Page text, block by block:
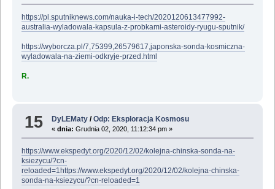
https://pl.sputniknews.com/nauka-i-tech/2020120613477992-
australia-wyladowala-kapsula-z-probkami-asteroidy-ryugu-sputnik/
https://wyborcza.pl/7,75399,26579617,japonska-sonda-kosmiczna-
wyladowala-na-ziemi-odkryje-przed.html
R.
15 DyLEMaty /Odp: Eksploracja Kosmosu
«dnia: Grudnia 02, 2020, 11:12:34 pm »
https://www.ekspedyt.org/2020/12/02/kolejna-chinska-sonda-na-
ksiezycu/?cn-
reloaded=1https://www.ekspedyt.org/2020/12/02/kolejna-chinska-
sonda-na-ksiezycu/?cn-reloaded=1